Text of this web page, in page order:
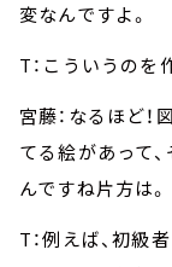
変なんですよ。
T：こういうのを
宮藤：なるほど
てる絵があって
んですね片方は。
T：例えば、初級